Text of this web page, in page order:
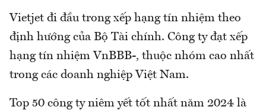
Vietjet đi đầu trong xếp hạng tín nhiệm theo
định hướng của Bộ Tài chính. Công ty đạt xếp
hạng tín nhiệm VnBBB-, thuộc nhóm cao nhất
trong các doanh nghiệp Việt Nam.
Top 50 công ty niêm yết tốt nhất năm 2024 là